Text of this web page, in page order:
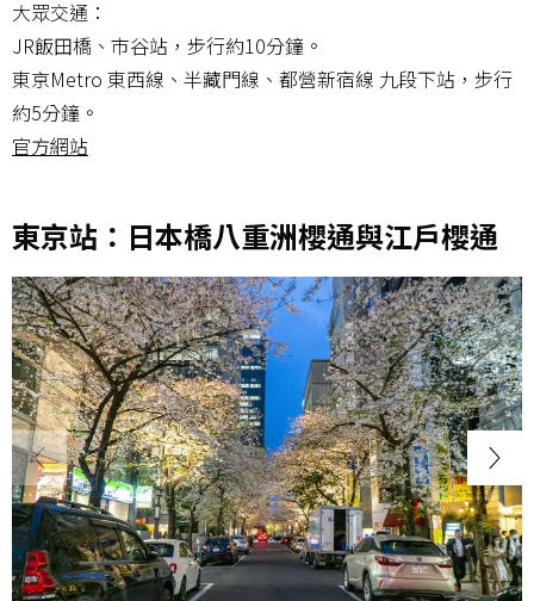
大眾交通：
JR飯田橋、市谷站，步行約10分鐘。
東京Metro 東西線、半藏門線、都營新宿線 九段下站，步行
約5分鐘。
官方網站
東京站：日本橋八重洲櫻通與江戶櫻通